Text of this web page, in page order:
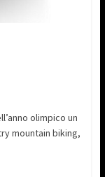
olimpico un
mountain biking,